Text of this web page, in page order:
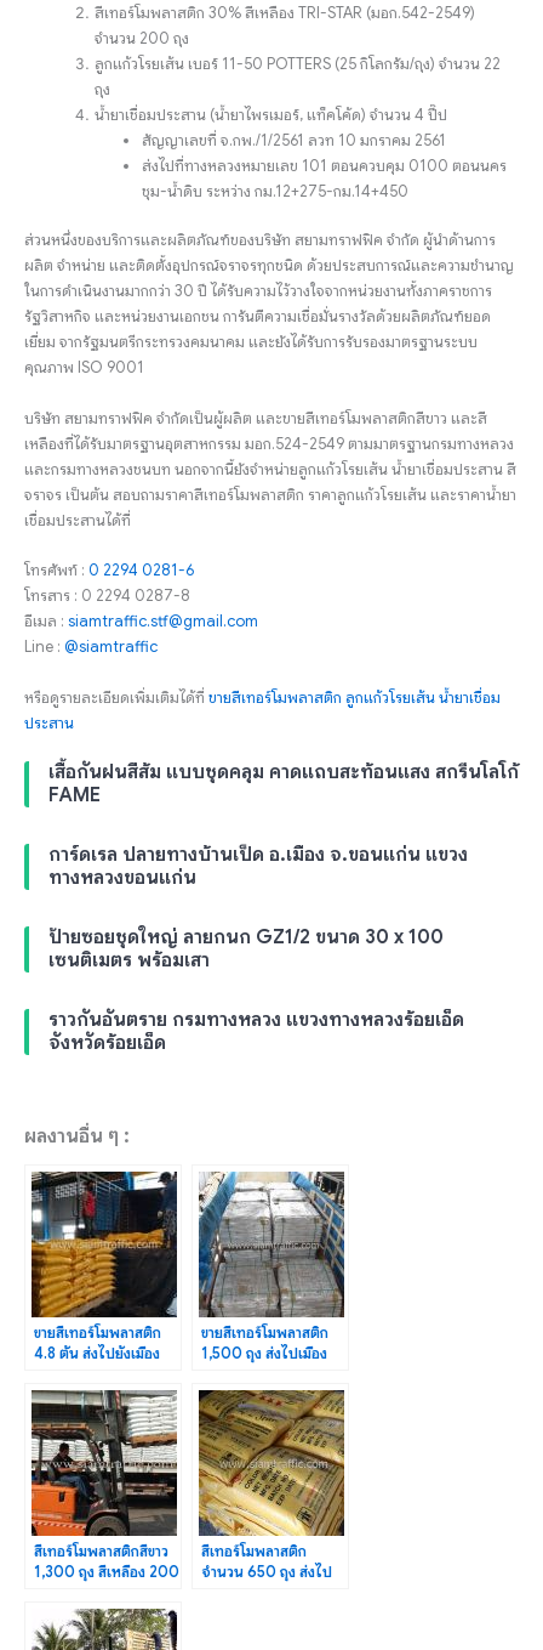
สีเทอร์โมพลาสติก 30% สีเหลือง TRI-STAR (มอก.542-2549)
จำนวน 200 ถุง
ลูกแก้วโรยเส้น เบอร์ 11-50 POTTERS (25 กิโลกรัม/ถุง) จำนวน 22
ถุง
น้ำยาเชื่อมประสาน (น้ำยาไพรเมอร์, แท็คโค้ด) จำนวน 4 ปี๊ป
สัญญาเลขที่ จ.กพ./1/2561 ลวท 10 มกราคม 2561
ส่งไปที่ทางหลวงหมายเลข 101 ตอนควบคุม 0100 ตอนนคร
ชุม-น้ำดิบ ระหว่าง กม.12+275-กม.14+450
ส่วนหนึ่งของบริการและผลิตภัณฑ์ของบริษัท สยามทราฟฟิค จำกัด ผู้นำด้านการ
ผลิต จำหน่าย และติดตั้งอุปกรณ์จราจรทุกชนิด ด้วยประสบการณ์และความชำนาญ
ในการดำเนินงานมากกว่า 30 ปี ได้รับความไว้วางใจจากหน่วยงานทั้งภาคราชการ
รัฐวิสาหกิจ และหน่วยงานเอกชน การันตีความเชื่อมั่นรางวัลด้วยผลิตภัณฑ์ยอด
เยี่ยม จากรัฐมนตรีกระทรวงคมนาคม และยังได้รับการรับรองมาตรฐานระบบ
คุณภาพ ISO 9001
บริษัท สยามทราฟฟิค จำกัดเป็นผู้ผลิต และขายสีเทอร์โมพลาสติกสีขาว และสี
เหลืองที่ได้รับมาตรฐานอุตสาหกรรม มอก.524-2549 ตามมาตรฐานกรมทางหลวง
และกรมทางหลวงชนบท นอกจากนี้ยังจำหน่ายลูกแก้วโรยเส้น น้ำยาเชื่อมประสาน สี
จราจร เป็นต้น สอบถามราคาสีเทอร์โมพลาสติก ราคาลูกแก้วโรยเส้น และราคาน้ำยา
เชื่อมประสานได้ที่
โทรศัพท์ : 0 2294 0281-6
โทรสาร : 0 2294 0287-8
อีเมล : siamtraffic.stf@gmail.com
Line : @siamtraffic
หรือดูรายละเอียดเพิ่มเติมได้ที่ ขายสีเทอร์โมพลาสติก ลูกแก้วโรยเส้นน้ำยาเชื่อม
ประสาน
เสื้อกันฝนสีส้ม แบบชุดคลุม คาดแถบสะท้อนแสง สกรีนโลโก้
FAME
การ์ดเรล ปลายทางบ้านเป็ด อ.เมือง จ.ขอนแก่น แขวง
ทางหลวงขอนแก่น
ป้ายซอยชุดใหญ่ ลายกนก GZ1/2 ขนาด 30 x 100
เซนติเมตร พร้อมเสา
ราวกันอันตราย กรมทางหลวง แขวงทางหลวงร้อยเอ็ด
จังหวัดร้อยเอ็ด
ผลงานอื่น ๆ :
ขายสีเทอร์โมพลาสติก
4.8 ตัน ส่งไปยังเมือง
ขายสีเทอร์โมพลาสติก
1,500 ถุง ส่งไปเมือง
สีเทอร์โมพลาสติกสีขาว
1,300 ถุง สีเหลือง 200
สีเทอร์โมพลาสติก
จำนวน 650 ถุง ส่งไป